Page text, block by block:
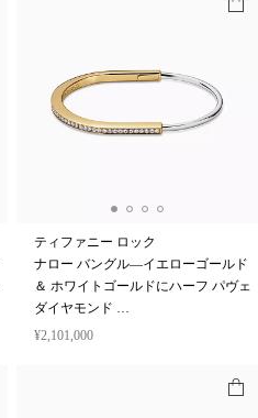
ティファニー ロック
ナロー バングル—イエローゴールド
＆ ホワイトゴールドにハーフ パヴェ
ダイヤモンド …
¥2,101,000